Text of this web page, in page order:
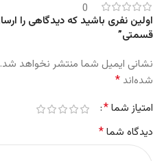
0
قسمتی”
نشانی ایمیل شما منتشر نخواهد شد.
شده‌اند *
امتیاز شما*
دیدگاه شما*